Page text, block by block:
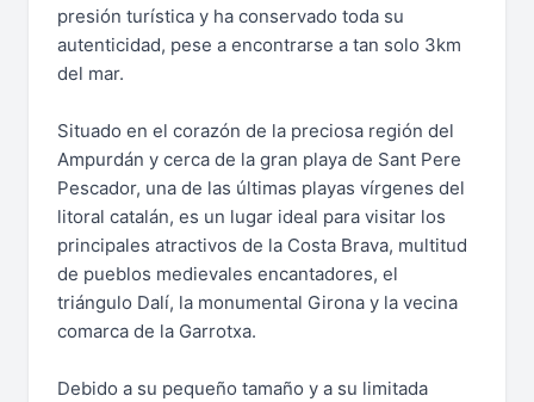
presión turística y ha conservado toda su
autenticidad, pese a encontrarse a tan solo 3km
del mar.
Situado en el corazón de la preciosa región del
Ampurdán y cerca de la gran playa de Sant Pere
Pescador, una de las últimas playas vírgenes del
litoral catalán, es un lugar ideal para visitar los
principales atractivos de la Costa Brava, multitud
de pueblos medievales encantadores, el
triángulo Dalí, la monumental Girona y la vecina
comarca de la Garrotxa.
Debido a su pequeño tamaño y a su limitada